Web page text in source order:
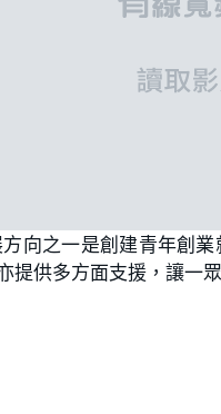
方向之一是創建青年創
提供多方面支援，讓一